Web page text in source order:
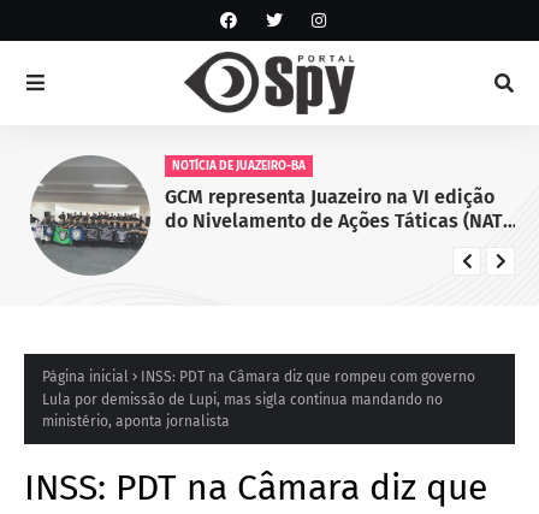
NOTÍCIA DE JUAZEIRO-BA
GCM representa Juazeiro na VI edição
do Nivelamento de Ações Táticas (NAT-
Página inicial
INSS: PDT na Câmara diz que rompeu com governo
Lula por demissão de Lupi, mas sigla continua mandando no
ministério, aponta jornalista
INSS: PDT na Câmara diz que